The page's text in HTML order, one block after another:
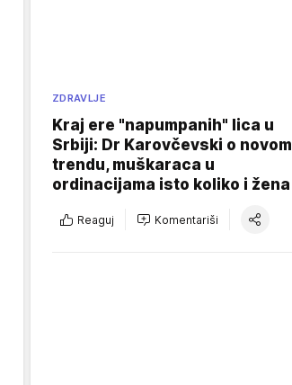
ZDRAVLJE
Kraj ere "napumpanih" lica u
Srbiji: Dr Karovčevski o novom
trendu, muškaraca u
ordinacijama isto koliko i žena
Reaguj Komentariši